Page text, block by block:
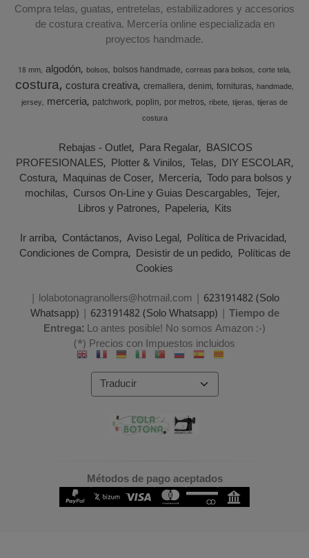
Compra telas, guatas, entretelas, estabilizadores y accesorios
de costura creativa. Mercería online especializada en
proyectos handmade.
18 mm algodón bolsos bolsos handmade correas para bolsos corte tela
costura costura creativa cremallera denim fornituras handmade
jersey merceria patchwork poplin por metros ribete tijeras tijeras de
costura
Rebajas - Outlet Para Regalar BASICOS
PROFESIONALES Plotter & Vinilos Telas DIY ESCOLAR
Costura Maquinas de Coser Mercería Todo para bolsos y
mochilas Cursos On-Line y Guias Descargables Tejer
Libros y Patrones Papeleria Kits
Ir arriba Contáctanos Aviso Legal Política de Privacidad
Condiciones de Compra Desistir de un pedido Políticas de
Cookies
| lolabotonagranollers@hotmail.com | 623191482 (Solo
Whatsapp) | 623191482 (Solo Whatsapp) | Tiempo de
Entrega:Lo antes posible! No somos Amazon :-)
(*) Precios con Impuestos incluidos
Métodos de pago aceptados